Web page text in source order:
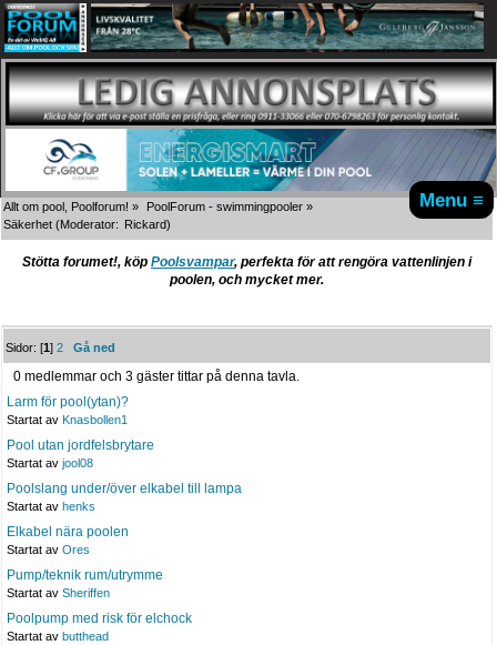
Menu ≡
Allt om pool, Poolforum! » PoolForum - swimmingpooler »
Säkerhet (Moderator: Rickard)
Stötta forumet!, köp Poolsvampar, perfekta för att rengöra vattenlinjen i
poolen, och mycket mer.
Sidor: [1]2 Gå ned
0 medlemmar och 3 gäster tittar på denna tavla.
Larm för pool(ytan)?
Startat av Knasbollen1
Pool utan jordfelsbrytare
Startat av jool08
Poolslang under/över elkabel till lampa
Startat av henks
Elkabel nära poolen
Startat av Ores
Pump/teknik rum/utrymme
Startat av Sheriffen
Poolpump med risk för elchock
Startat av butthead